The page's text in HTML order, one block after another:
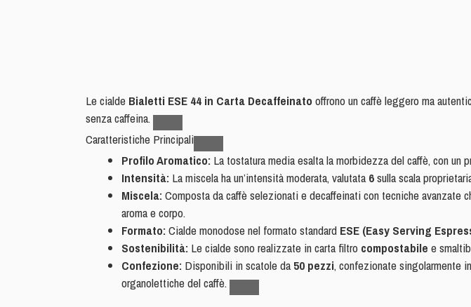
Le cialde Bialetti ESE 44 in Carta Decaffeinato offrono un caffè leggero ma
senza caffeina.
Caratteristiche Principali
Profilo Aromatico: La tostatura media esalta la morbidezza del caffè, con
Intensità: La miscela ha un’intensità moderata, valutata6sulla scala
Miscela:Composta da caffè selezionati e decaffeinati con tecniche avanzate
aroma e corpo.
Formato:Cialde monodose nel formato standard ESE (Easy Serving
Sostenibilità: Le cialde sono realizzate in carta filtro compostabile e
Confezione: Disponibili in scatole da50 pezzi, confezionate singolarmente
organolettiche del caffè.